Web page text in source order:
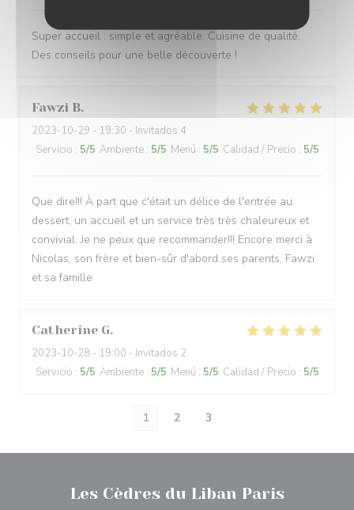
Super accueil : simple et agréable. Cuisine de qualité.
Des conseils pour une belle découverte !
Fawzi B
2023-10-29 - 19:30 - Invitados 4
Servicio : 5/5 Ambiente : 5/5 Menú : 5/5 Calidad / Precio : 5/5
Que dire!!! À part que c'était un délice de l'entrée au
dessert, un accueil et un service très très chaleureux et
convivial. Je ne peux que recommander!!! Encore merci à
Nicolas, son frère et bien-sûr d'abord ses parents. Fawzi
et sa famille
Catherine G
2023-10-28 - 19:00 - Invitados 2
Servicio : 5/5 Ambiente : 5/5 Menú : 5/5 Calidad / Precio : 5/5
1 2 3
Les Cèdres du Liban Paris